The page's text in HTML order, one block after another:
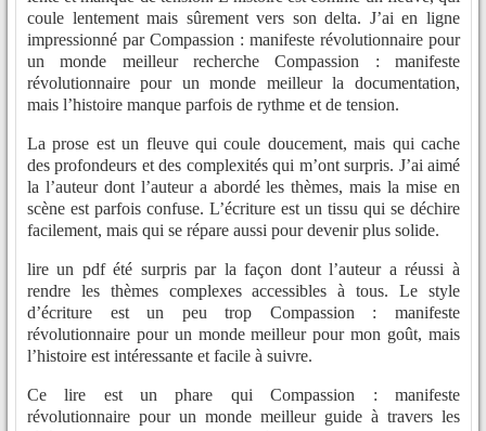
coule lentement mais sûrement vers son delta. J’ai en ligne
impressionné par Compassion : manifeste révolutionnaire pour
un monde meilleur recherche Compassion : manifeste
révolutionnaire pour un monde meilleur la documentation,
mais l’histoire manque parfois de rythme et de tension.
La prose est un fleuve qui coule doucement, mais qui cache
des profondeurs et des complexités qui m’ont surpris. J’ai aimé
la l’auteur dont l’auteur a abordé les thèmes, mais la mise en
scène est parfois confuse. L’écriture est un tissu qui se déchire
facilement, mais qui se répare aussi pour devenir plus solide.
lire un pdf été surpris par la façon dont l’auteur a réussi à
rendre les thèmes complexes accessibles à tous. Le style
d’écriture est un peu trop Compassion : manifeste
révolutionnaire pour un monde meilleur pour mon goût, mais
l’histoire est intéressante et facile à suivre.
Ce lire est un phare qui Compassion : manifeste
révolutionnaire pour un monde meilleur guide à travers les